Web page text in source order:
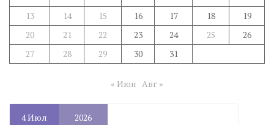
13
14 15 16 17 18
19
20
21 22 23 24 25
26
27
28 29 30 31
« Июн Авг »
4Июл 2026